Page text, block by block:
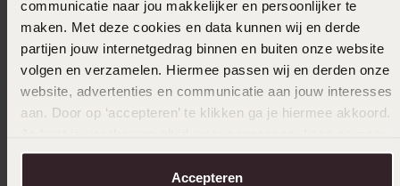
communicatie naar jou makkelijker en persoonlijker te
maken. Met deze cookies en data kunnen wij en derde
partijen jouw internetgedrag binnen en buiten onze website
volgen en verzamelen. Hiermee passen wij en derden onze
website, advertenties en communicatie aan jouw interesses
aan. Door op ‘accepteren’ te klikken ga je hiermee akkoord.
over in onscookiebeleid.
Accepteren